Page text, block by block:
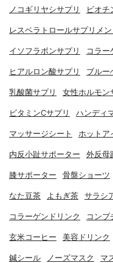
ノコギリヤシサプリ ビオチ
レスベラトロールサプリメン
イソフラボンサプリ コラー
ヒアルロン酸サプリ ブルー
乳酸菌サプリ 女性ホルモン
ビタミンCサプリ ハンディ
マッサージシート ホットア
内反小趾サポーター 外反母
膝サポーター 骨盤ショーツ
なた豆茶 よもぎ茶 サラシ
コラーゲンドリンク コンブ
玄米コーヒー 美容ドリンク
鍼シール ノーズマスク マ